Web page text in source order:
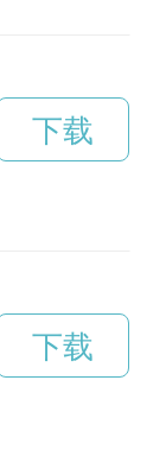
世界。
下载
下载